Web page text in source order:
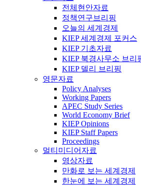
전체현안자료
정책연구브리핑
오늘의 세계경제
KIEP 세계경제 포커스
KIEP 기초자료
KIEP 북경사무소 브리
KIEP 델리 브리핑
영문자료
Policy Analyses
Working Papers
APEC Study Series
World Economy Brief
KIEP Opinions
KIEP Staff Papers
Proceedings
멀티미디어자료
영상자료
만화로 보는 세계경제
한눈에 보는 세계경제